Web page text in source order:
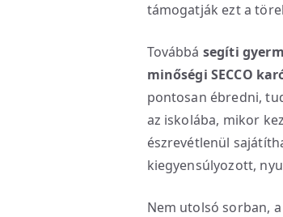
támogatják ezt a
Továbbá segíti
minőségi SECCO
pontosan ébredni,
az iskolába, mikor
észrevétlenül
kiegyensúlyozott,
Nem utolsó sorban,